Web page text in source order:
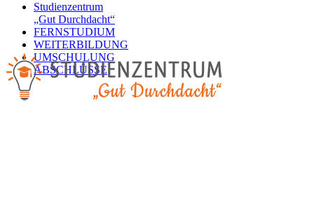
Studienzentrum
„Gut Durchdacht“
FERNSTUDIUM
WEITERBILDUNG
UMSCHULUNG
ABSCHLÜSSE